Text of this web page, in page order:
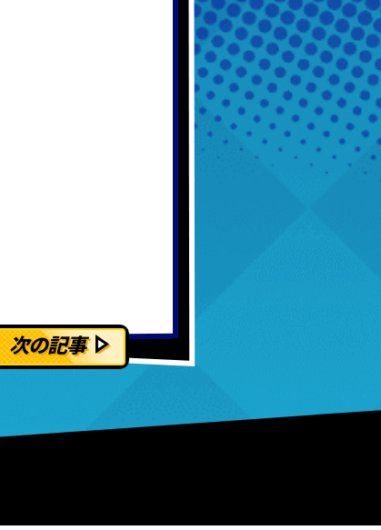
次の記事